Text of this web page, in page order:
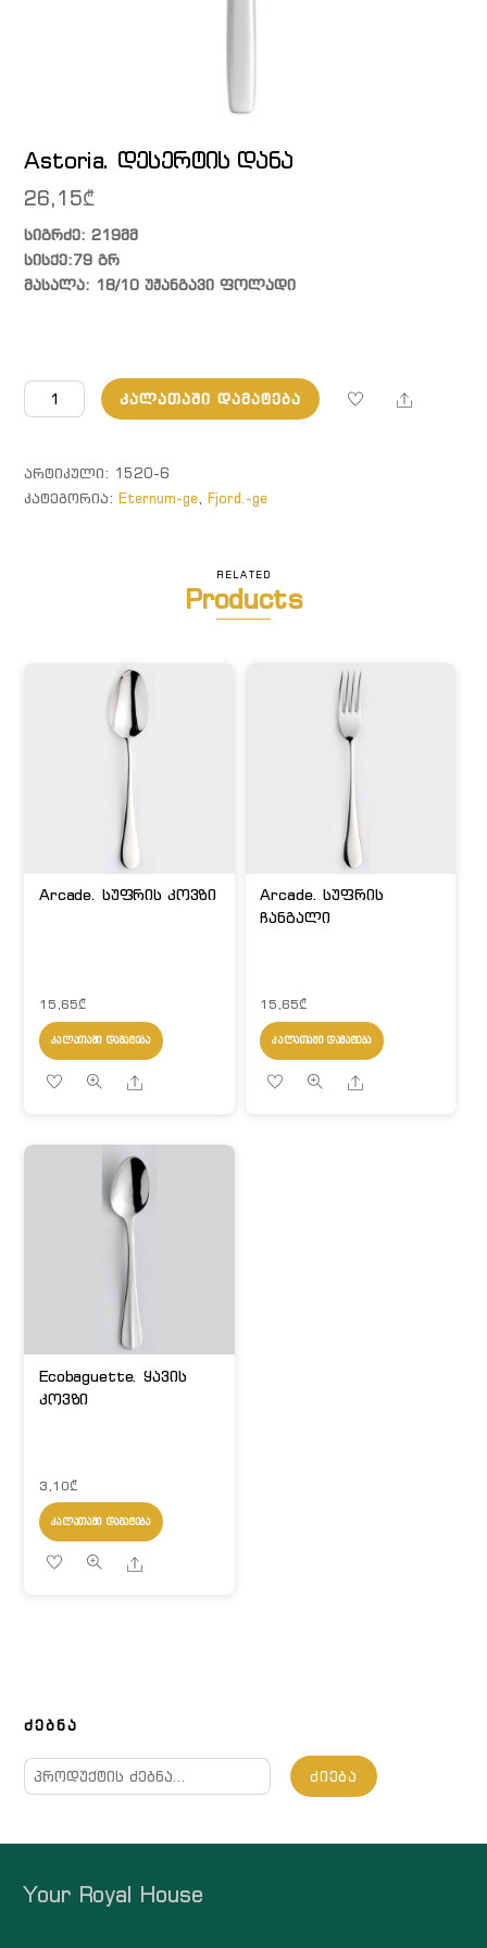
Astoria. დესერტის დანა
26,15₾
სიგრძე: 219მმ
სისქე:79 გრ
მასალა: 18/10 უჟანგავი ფოლადი
რაოდენობა:
Astoria.
დანა
ᲙᲐᲚᲐᲗᲐᲨᲘ ᲓᲐᲛᲐᲢᲔᲑᲐ Share
ᲐᲠᲢᲘᲙᲣᲚᲘ: 1520-6
ᲙᲐᲢᲔᲒᲝᲠᲘᲐ:Eternum-ge,Fjord.-ge
RELATED
Products
Arcade. სუფრის კოვზი
15,65₾
ᲙᲐᲚᲐᲗᲐᲨᲘ ᲓᲐᲛᲐᲢᲔᲑᲐ
Share
Arcade. სუფრის
ჩანგალი
15,65₾
ᲙᲐᲚᲐᲗᲐᲨᲘ ᲓᲐᲛᲐᲢᲔᲑᲐ
Share
Ecobaguette. ყავის
კოვზი
3,10₾
ᲙᲐᲚᲐᲗᲐᲨᲘ ᲓᲐᲛᲐᲢᲔᲑᲐ
Share
ᲫᲔᲑᲜᲐ
ძებნა:
ᲫᲘᲔᲑᲐ
Your Royal House